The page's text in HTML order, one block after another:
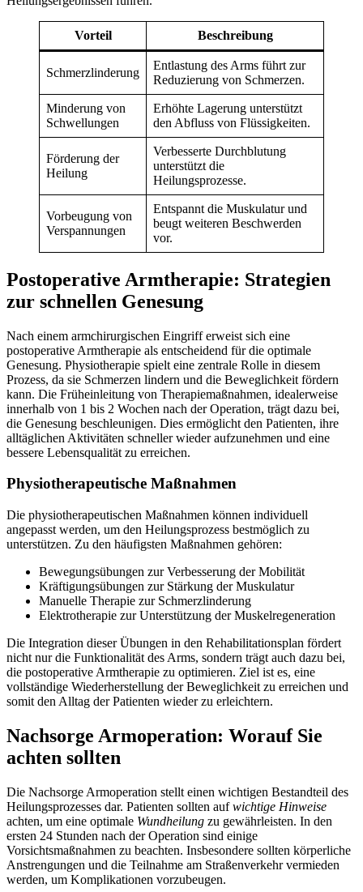
Vorteil Beschreibung
Schmerzlinderung
Entlastung des Arms führt zur
Reduzierung von Schmerzen.
Minderung von
Schwellungen
Erhöhte Lagerung unterstützt
den Abfluss von Flüssigkeiten.
Förderung der
Heilung
Verbesserte Durchblutung
unterstützt die
Heilungsprozesse.
Vorbeugung von
Verspannungen
Entspannt die Muskulatur und
beugt weiteren Beschwerden
vor.
Postoperative Armtherapie: Strategien
zur schnellen Genesung
Nach einem armchirurgischen Eingriff erweist sich eine
postoperative Armtherapie als entscheidend für die optimale
Genesung. Physiotherapie spielt eine zentrale Rolle in diesem
Prozess, da sie Schmerzen lindern und die Beweglichkeit fördern
kann. Die Früheinleitung von Therapiemaßnahmen, idealerweise
innerhalb von 1 bis 2 Wochen nach der Operation, trägt dazu bei,
die Genesung beschleunigen. Dies ermöglicht den Patienten, ihre
alltäglichen Aktivitäten schneller wieder aufzunehmen und eine
bessere Lebensqualität zu erreichen.
Physiotherapeutische Maßnahmen
Die physiotherapeutischen Maßnahmen können individuell
angepasst werden, um den Heilungsprozess bestmöglich zu
unterstützen. Zu den häufigsten Maßnahmen gehören:
Bewegungsübungen zur Verbesserung der Mobilität
Kräftigungsübungen zur Stärkung der Muskulatur
Manuelle Therapie zur Schmerzlinderung
Elektrotherapie zur Unterstützung der Muskelregeneration
Die Integration dieser Übungen in den Rehabilitationsplan fördert
nicht nur die Funktionalität des Arms, sondern trägt auch dazu bei,
die postoperative Armtherapie zu optimieren. Ziel ist es, eine
vollständige Wiederherstellung der Beweglichkeit zu erreichen und
somit den Alltag der Patienten wieder zu erleichtern.
Nachsorge Armoperation: Worauf Sie
achten sollten
Die Nachsorge Armoperation stellt einen wichtigen Bestandteil des
Heilungsprozesses dar. Patienten sollten aufwichtige Hinweise
achten, um eine optimale Wundheilung zu gewährleisten. In den
ersten 24 Stunden nach der Operation sind einige
Vorsichtsmaßnahmen zu beachten. Insbesondere sollten körperliche
Anstrengungen und die Teilnahme am Straßenverkehr vermieden
werden, um Komplikationen vorzubeugen.